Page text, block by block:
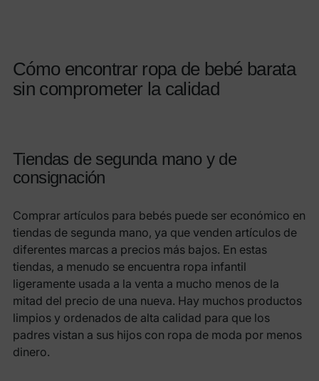
Cómo encontrar ropa de bebé barata
sin comprometer la calidad
Tiendas de segunda mano y de
consignación
Comprar artículos para bebés puede ser económico en
tiendas de segunda mano, ya que venden artículos de
diferentes marcas a precios más bajos. En estas
tiendas, a menudo se encuentra ropa infantil
ligeramente usada a la venta a mucho menos de la
mitad del precio de una nueva. Hay muchos productos
limpios y ordenados de alta calidad para que los
padres vistan a sus hijos con ropa de moda por menos
dinero.